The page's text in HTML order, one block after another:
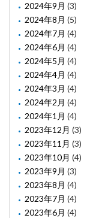
2024年9月 (3)
2024年8月 (5)
2024年7月 (4)
2024年6月 (4)
2024年5月 (4)
2024年4月 (4)
2024年3月 (4)
2024年2月 (4)
2024年1月 (4)
2023年12月 (3)
2023年11月 (3)
2023年10月 (4)
2023年9月 (3)
2023年8月 (4)
2023年7月 (4)
2023年6月 (4)